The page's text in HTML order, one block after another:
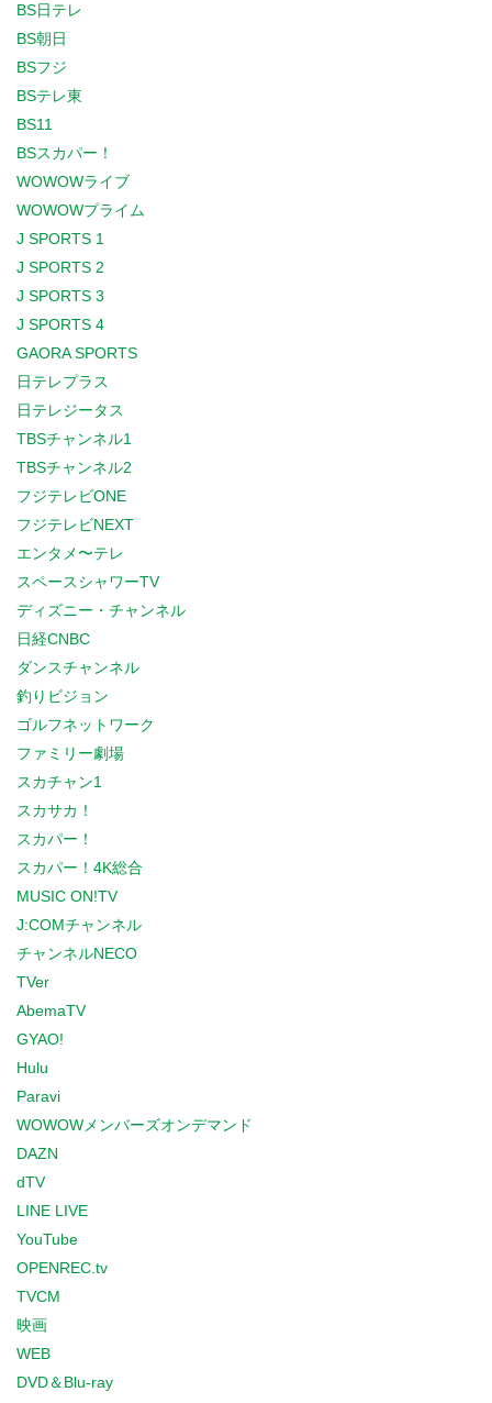
BS日テレ
BS朝日
BSフジ
BSテレ東
BS11
BSスカパー！
WOWOWライブ
WOWOWプライム
J SPORTS 1
J SPORTS 2
J SPORTS 3
J SPORTS 4
GAORA SPORTS
日テレプラス
日テレジータス
TBSチャンネル1
TBSチャンネル2
フジテレビONE
フジテレビNEXT
エンタメ〜テレ
スペースシャワーTV
ディズニー・チャンネル
日経CNBC
ダンスチャンネル
釣りビジョン
ゴルフネットワーク
ファミリー劇場
スカチャン1
スカサカ！
スカパー！
スカパー！4K総合
MUSIC ON!TV
J:COMチャンネル
チャンネルNECO
TVer
AbemaTV
GYAO!
Hulu
Paravi
WOWOWメンバーズオンデマンド
DAZN
dTV
LINE LIVE
YouTube
OPENREC.tv
TVCM
映画
WEB
DVD＆Blu-ray